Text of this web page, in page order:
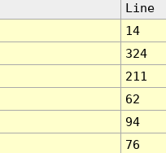
Line
14
324
211
62
94
76